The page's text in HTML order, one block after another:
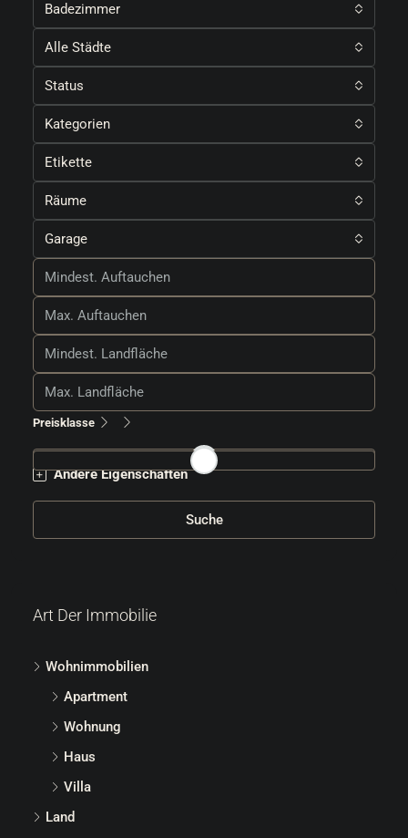
Badezimmer
Alle Städte
Status
Kategorien
Etikette
Räume
Garage
Preisklasse
Andere Eigenschaften
Suche
Art Der Immobilie
Wohnimmobilien
Apartment
Wohnung
Haus
Villa
Land